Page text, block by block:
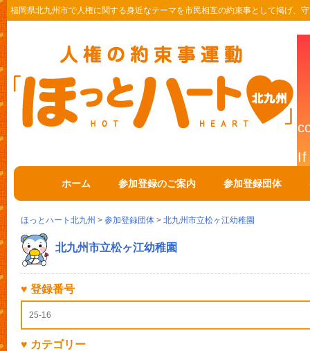
福岡県北九州市で人権に関する身近なテーマを市民相互の約束事として掲げ、
ホーム 参加登録のご案内 参加登録団体
ほっとハート北九州 > 参加登録団体 > 北九州市立松ヶ江幼稚園
北九州市立松ヶ江幼稚園
♥ 登録番号
25-16
♥ カテゴリー